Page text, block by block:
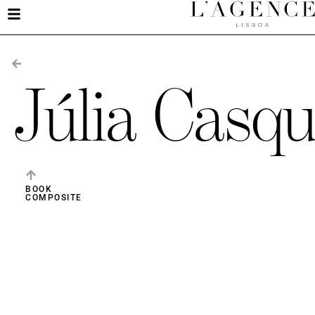
Júlia
BOOK
COMPOSITE